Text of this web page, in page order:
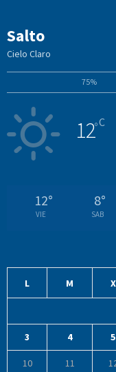
Salto
Cielo Claro
75%
12°C
12°
VIE
8°
SAB
L M X
3 4 5
10 11